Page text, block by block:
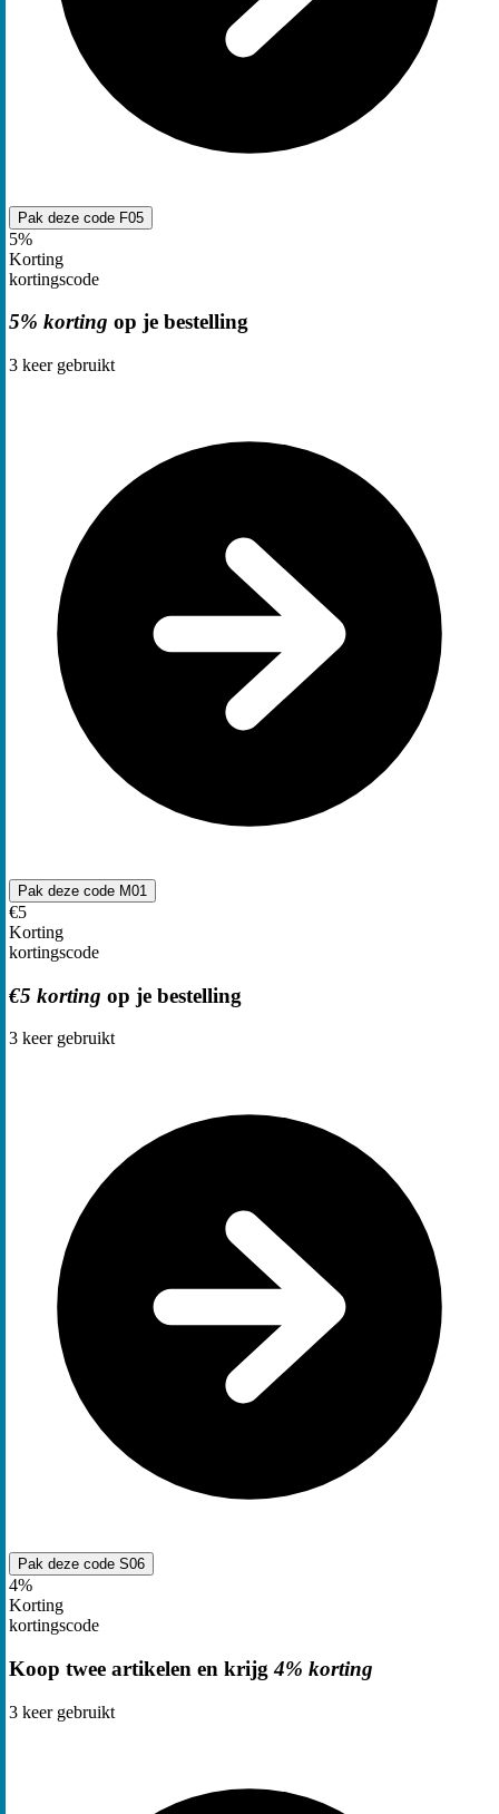
Pak deze code F05
5%
Korting
kortingscode
5% korting op je bestelling
3 keer gebruikt
Pak deze code M01
€5
Korting
kortingscode
€5 korting op je bestelling
3 keer gebruikt
Pak deze code S06
4%
Korting
kortingscode
Koop twee artikelen en krijg4% korting
3 keer gebruikt